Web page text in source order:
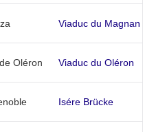
Viaduc du Magnan
Oléron Viaduc du Oléron
Isére Brücke